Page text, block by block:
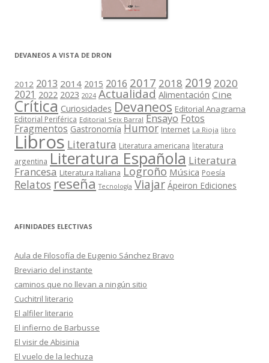
DEVANEOS A VISTA DE DRON
2012 2013 2014 2015 2016 2017 2018 2019 2020
2021 2022 2023 2024 Actualidad Alimentación Cine
Crítica Curiosidades Devaneos Editorial Anagrama
Editorial Periférica Editorial Seix Barral Ensayo Fotos
Fragmentos Gastronomía Humor Internet La Rioja libro
Libros Literatura Literatura americana literatura
argentina Literatura Española Literatura
Francesa Literatura Italiana Logroño Música Poesía
Relatos reseña Tecnología Viajar Ápeiron Ediciones
AFINIDADES ELECTIVAS
Aula de Filosofía de Eugenio Sánchez Bravo
Breviario del instante
caminos que no llevan a ningún sitio
Cuchitril literario
El alfiler literario
El infierno de Barbusse
El visir de Abisinia
El vuelo de la lechuza